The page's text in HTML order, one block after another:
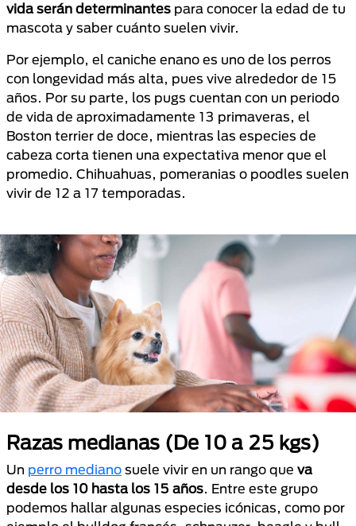
vida serán determinantes para conocer la edad de tu
mascota y saber cuánto suelen vivir.
Por ejemplo, el caniche enano es uno de los perros
con longevidad más alta, pues vive alrededor de 15
años. Por su parte, los pugs cuentan con un periodo
de vida de aproximadamente 13 primaveras, el
Boston terrier de doce, mientras las especies de
cabeza corta tienen una expectativa menor que el
promedio. Chihuahuas, pomeranias o poodles suelen
vivir de 12 a 17 temporadas.
Razas medianas (De 10 a 25 kgs)
Un perro mediano suele vivir en un rango que va
desde los 10 hasta los 15 años. Entre este grupo
podemos hallar algunas especies icónicas, como por